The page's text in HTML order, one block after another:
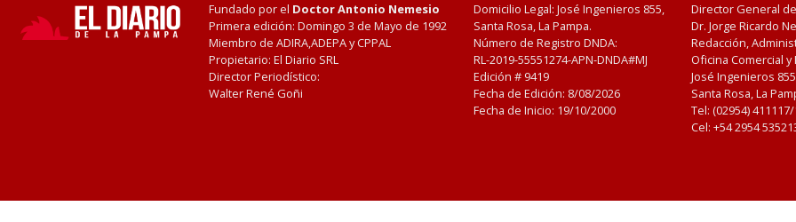
Fundado por el Doctor Antonio Nemesio
Primera edición: Domingo 3 de Mayo de 1992
Miembro de ADIRA,ADEPA y CPPAL
Propietario: El Diario SRL
Director Periodístico:
Walter René Goñi
Domicilio Legal: José Ingenieros 855,
Santa Rosa, La Pampa.
Número de Registro DNDA:
RL-2019-55551274-APN-DNDA#MJ
Edición # 9419
Fecha de Edición: 8/08/2026
Fecha de Inicio: 19/10/2000
Director General
Dr. Jorge Ricardo
Redacción,
Oficina Comercial
José Ingenieros
Santa Rosa, La
Tel: (02954)
Cel: +54 2954